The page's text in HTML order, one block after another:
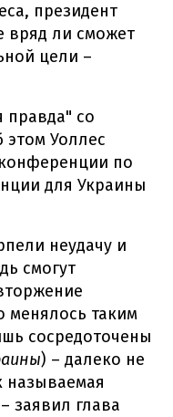
президент
вряд ли сможет
цели –
правда" со
этом Уоллес
по
для Украины
неудачу и
смогут
менялось таким
сосредоточены
) – далеко не
называемая
заявил глава